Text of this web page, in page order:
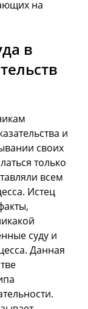
на
в
и
своих
только
всем
Истец
суду и
Данная